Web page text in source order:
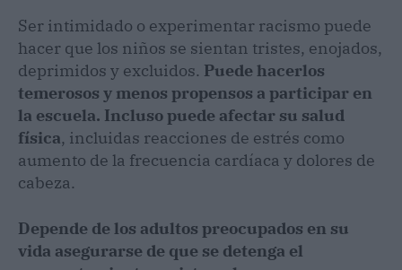
Ser intimidado o experimentar racismo puede
hacer que los niños se sientan tristes, enojados,
deprimidos y excluidos. Puede hacerlos
temerosos y menos propensos a participar en
la escuela. Incluso puede afectar su salud
física, incluidas reacciones de estrés como
aumento de la frecuencia cardíaca y dolores de
cabeza.
Depende de los adultos preocupados en su
vida asegurarse de que se detenga el